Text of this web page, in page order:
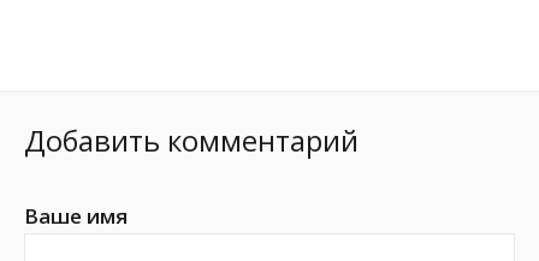
Добавить комментарий
Ваше имя